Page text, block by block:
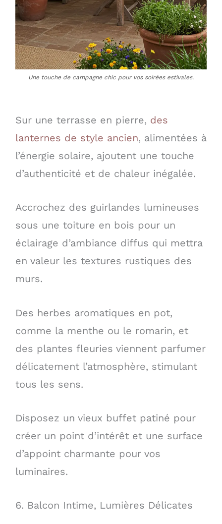
Une touche de campagne chic pour vos soirées estivales.
Sur une terrasse en pierre, des
lanternes de style ancien, alimentées à
l’énergie solaire, ajoutent une touche
d’authenticité et de chaleur inégalée.
Accrochez des guirlandes lumineuses
sous une toiture en bois pour un
éclairage d’ambiance diffus qui mettra
en valeur les textures rustiques des
murs.
Des herbes aromatiques en pot,
comme la menthe ou le romarin, et
des plantes fleuries viennent parfumer
délicatement l’atmosphère, stimulant
tous les sens.
Disposez un vieux buffet patiné pour
créer un point d’intérêt et une surface
d’appoint charmante pour vos
luminaires.
6. Balcon Intime, Lumières Délicates